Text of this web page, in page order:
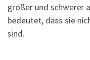
größer und schwerer
bedeutet, dass sie
sind.